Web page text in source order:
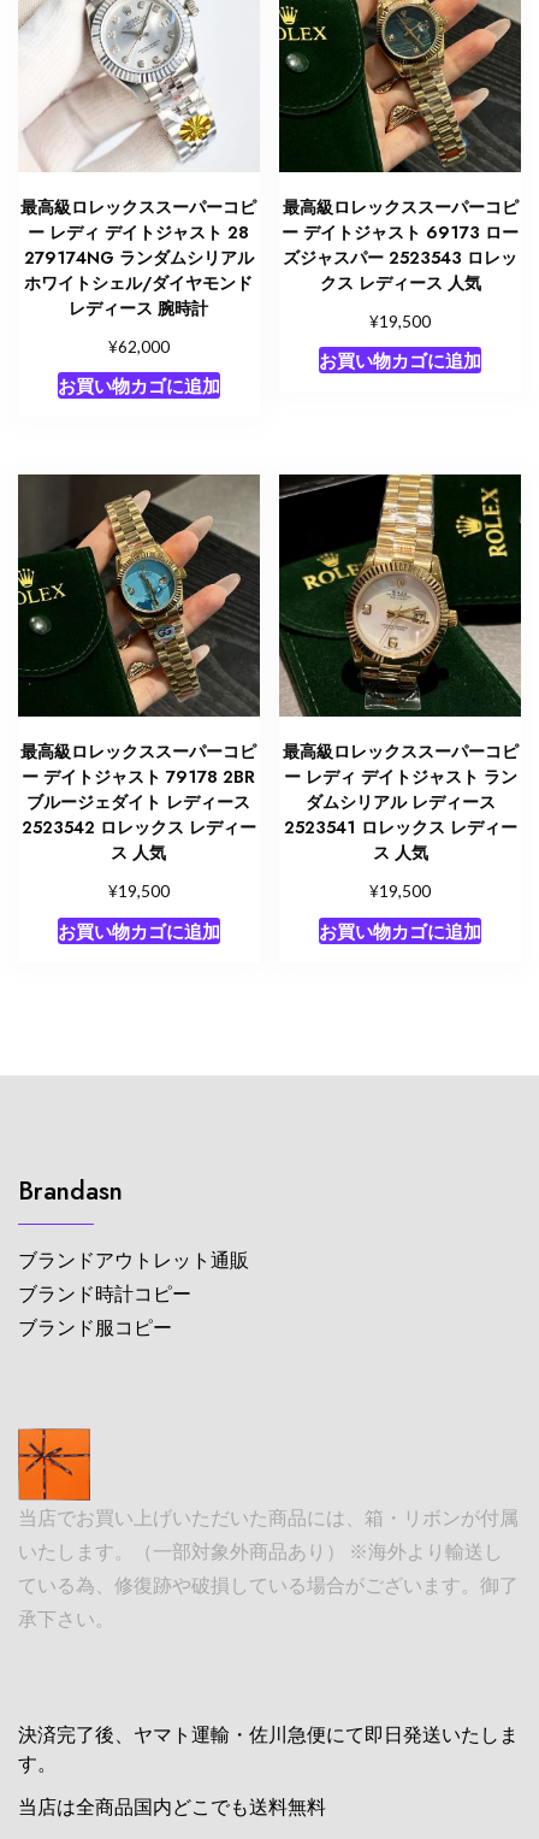
最高級ロレックススーパーコピ
ー レディ デイトジャスト 28
279174NG ランダムシリアル
ホワイトシェル/ダイヤモンド
レディース 腕時計
¥62,000
お買い物カゴに追加
最高級ロレックススーパーコピ
ー デイトジャスト 69173 ロー
ズジャスパー 2523543 ロレッ
クス レディース 人気
¥19,500
お買い物カゴに追加
最高級ロレックススーパーコピ
ー デイトジャスト 79178 2BR
ブルージェダイト レディース
2523542 ロレックス レディー
ス 人気
¥19,500
お買い物カゴに追加
最高級ロレックススーパーコピ
ー レディ デイトジャスト ラン
ダムシリアル レディース
2523541 ロレックス レディー
ス 人気
¥19,500
お買い物カゴに追加
Brandasn
ブランドアウトレット通販
ブランド時計コピー
ブランド服コピー
当店でお買い上げいただいた商品には、箱・リボンが付属
いたします。（一部対象外商品あり） ※海外より輸送し
ている為、修復跡や破損している場合がございます。御了
承下さい。
決済完了後、ヤマト運輸・佐川急便にて即日発送いたしま
す。
当店は全商品国内どこでも送料無料